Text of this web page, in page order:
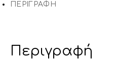
ΠΕΡΙΓΡΑΦΉ
Περιγραφή